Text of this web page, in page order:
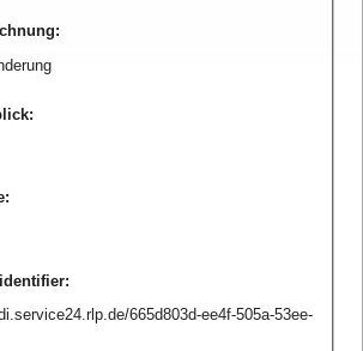
:
:
:
:
665d803d-ee4f-505a-53ee-